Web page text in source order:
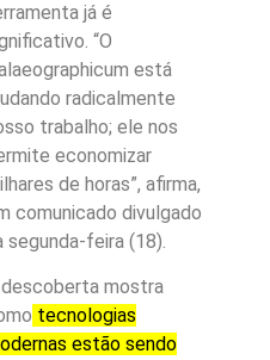
já é
“O
está
radicalmente
trabalho; ele nos
economizar
de horas”, afirma,
comunicado divulgado
segunda-feira (18).
mostra
tecnologias
estão sendo